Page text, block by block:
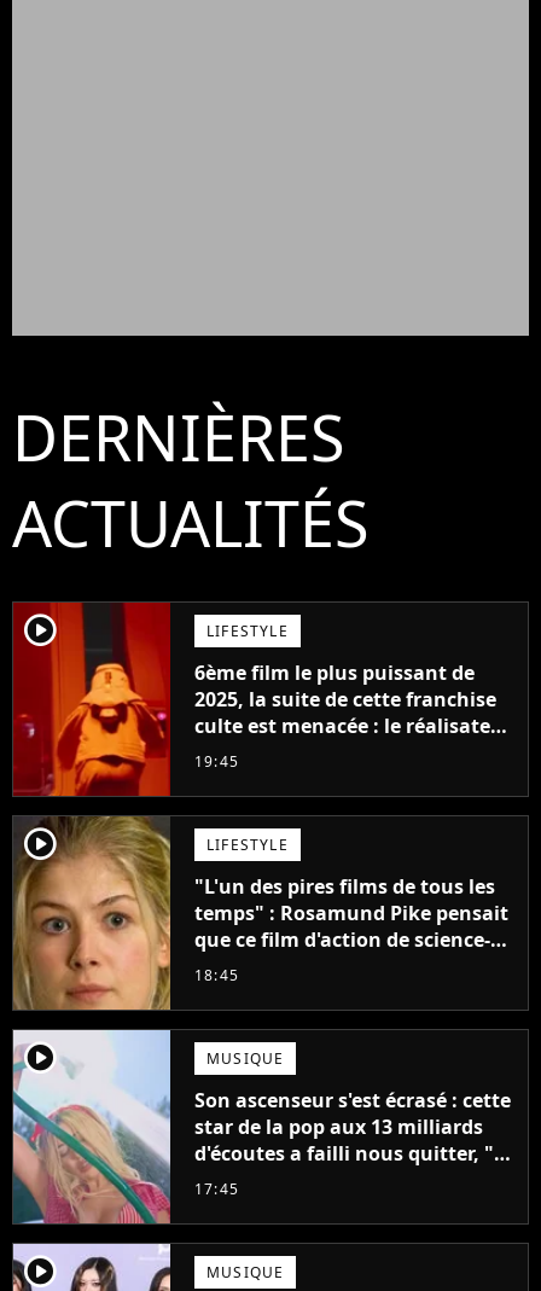
DERNIÈRES
ACTUALITÉS
player2 LIFESTYLE
6ème film le plus puissant de
2025, la suite de cette franchise
culte est menacée : le réalisateur
claque la porte pour "différends
19:45
player2 LIFESTYLE
"L'un des pires films de tous les
temps" : Rosamund Pike pensait
que ce film d'action de science-
fiction avec Dwayne Johnson
18:45
player2 MUSIQUE
Son ascenseur s'est écrasé : cette
star de la pop aux 13 milliards
d'écoutes a failli nous quitter, "Je
pensais ne plus jamais chanter"
17:45
player2 MUSIQUE